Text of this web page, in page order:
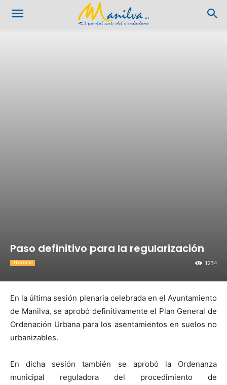
Paso definitivo para la regularización
1234
Urbanismo
En la última sesión plenaria celebrada en el Ayuntamiento
de Manilva, se aprobó definitivamente el Plan General de
Ordenación Urbana para los asentamientos en suelos no
urbanizables.
En dicha sesión también se aprobó la Ordenanza
municipal reguladora del procedimiento de